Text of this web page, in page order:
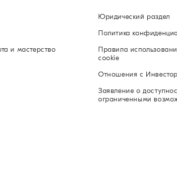
и мастерство
Юридический раздел
Политика
Правила
cookie
Отношения с
Заявление о
ограниченными